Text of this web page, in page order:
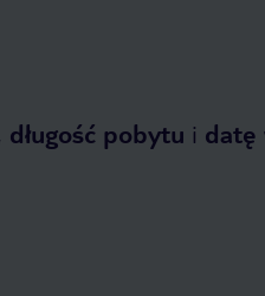
długość pobytu i datę